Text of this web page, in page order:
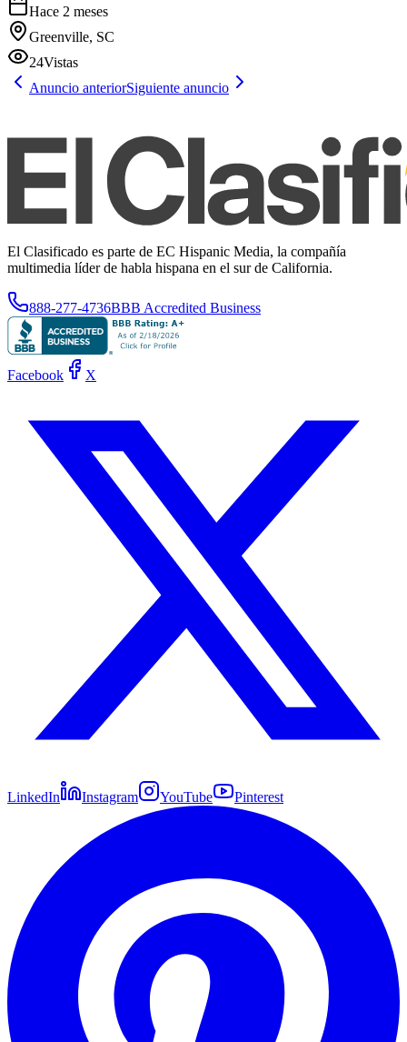
Hace 2 meses
Greenville, SC
24Vistas
Anuncio anteriorSiguiente anuncio
El Clasificado es parte de EC Hispanic Media, la compañía
multimedia líder de habla hispana en el sur de California.
888-277-4736BBB Accredited Business
Facebook X
LinkedIn Instagram YouTube Pinterest